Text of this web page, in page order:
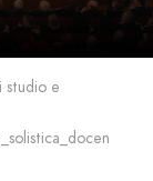
studio e